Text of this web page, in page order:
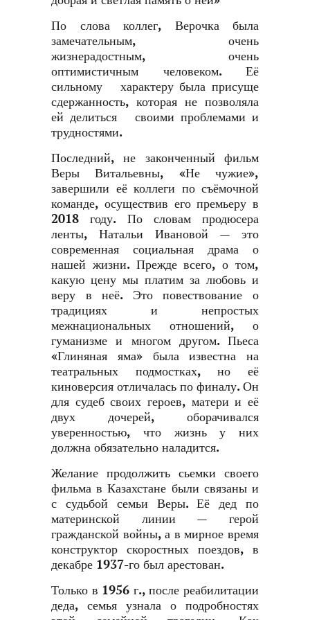
По слова коллег, Верочка была
замечательным, очень
жизнерадостным, очень
оптимистичным человеком. Её
сильному характеру была присуще
сдержанность, которая не позволяла
ей делиться своими проблемами и
трудностями.
Последний, не законченный фильм
Веры Витальевны, «Не чужие»,
завершили её коллеги по съёмочной
команде, осуществив его премьеру в
2018 году. По словам продюсера
ленты, Натальи Ивановой — это
современная социальная драма о
нашей жизни. Прежде всего, о том,
какую цену мы платим за любовь и
веру в неё. Это повествование о
традициях и непростых
межнациональных отношений, о
гуманизме и многом другом. Пьеса
«Глиняная яма» была известна на
театральных подмостках, но её
киноверсия отличалась по финалу. Он
для судеб своих героев, матери и её
двух дочерей, оборачивался
уверенностью, что жизнь у них
должна обязательно наладится.
Желание продолжить сьемки своего
фильма в Казахстане были связаны и
с судьбой семьи Веры. Её дед по
материнской линии — герой
гражданской войны, а в мирное время
конструктор скоростных поездов, в
декабре 1937-го был арестован.
Только в 1956 г., после реабилитации
деда, семья узнала о подробностях